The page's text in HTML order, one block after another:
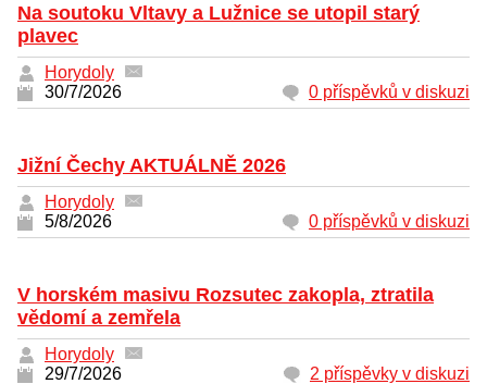
Na soutoku Vltavy a Lužnice se utopil starý
plavec
Horydoly
30/7/2026
0 příspěvků v diskuzi
Jižní Čechy AKTUÁLNĚ 2026
Horydoly
5/8/2026
0 příspěvků v diskuzi
V horském masivu Rozsutec zakopla, ztratila
vědomí a zemřela
Horydoly
29/7/2026
2 příspěvky v diskuzi